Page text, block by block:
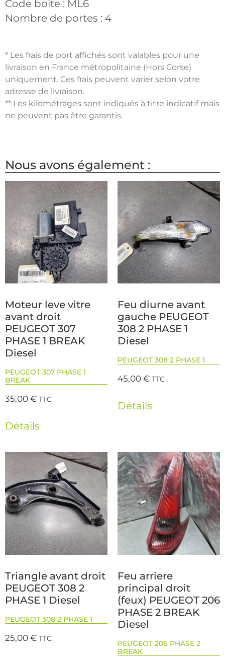
Code boite : ML6
Nombre de portes : 4
* Les frais de port affichés sont valables pour une
livraison en France métropolitaine (Hors Corse)
uniquement. Ces frais peuvent varier selon votre
adresse de livraison.
** Les kilométrages sont indiqués à titre indicatif mais
ne peuvent pas être garantis.
Nous avons également :
Moteur leve vitre
avant droit
PEUGEOT 307
PHASE 1 BREAK
Diesel
PEUGEOT 307 PHASE 1
BREAK
35,00€ TTC
Détails
Feu diurne avant
gauche PEUGEOT
308 2 PHASE 1
Diesel
PEUGEOT 308 2 PHASE 1
45,00€ TTC
Détails
Triangle avant droit
PEUGEOT 308 2
PHASE 1 Diesel
PEUGEOT 308 2 PHASE 1
25,00€ TTC
Feu arriere
principal droit
(feux) PEUGEOT 206
PHASE 2 BREAK
Diesel
PEUGEOT 206 PHASE 2
BREAK